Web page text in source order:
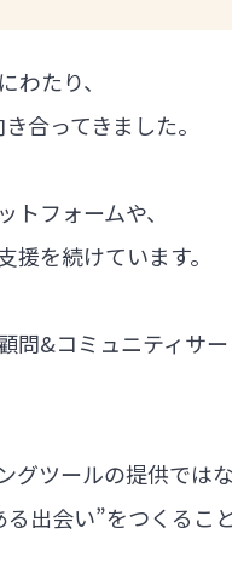
たり、
合ってきました。
フォームや、
を続けています。
問&コミュニティサ
グツールの提供では
出会い”をつくるこ